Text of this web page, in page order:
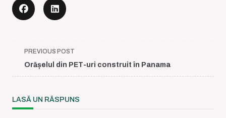
<span
class="nav-
subtitle
reader-
text">Page</span>
PREVIOUS POST
Orășelul din PET-uri construit în Panama
LASĂ UN RĂSPUNS